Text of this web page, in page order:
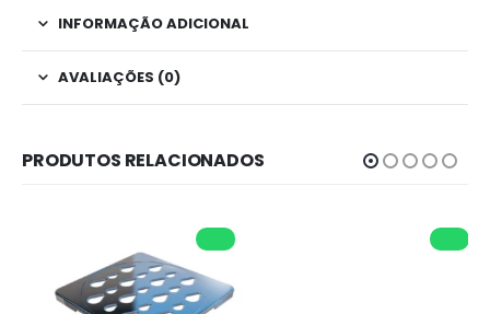
INFORMAÇÃO ADICIONAL
AVALIAÇÕES (0)
PRODUTOS RELACIONADOS